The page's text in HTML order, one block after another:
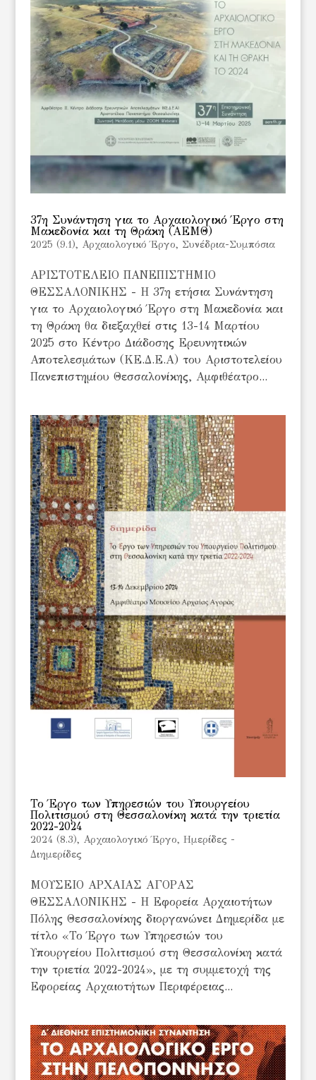
37η Συνάντηση για το Αρχαιολογικό Έργο στη
Μακεδονία και τη Θράκη (ΑΕΜΘ)
2025 (9.1), Αρχαιολογικό Έργο, Συνέδρια-Συμπόσια
ΑΡΙΣΤΟΤΕΛΕΙΟ ΠΑΝΕΠΙΣΤΗΜΙΟ
ΘΕΣΣΑΛΟΝΙΚΗΣ - H 37η ετήσια Συνάντηση
για το Αρχαιολογικό Έργο στη Μακεδονία και
τη Θράκη θα διεξαχθεί στις 13-14 Μαρτίου
2025 στο Κέντρο Διάδοσης Ερευνητικών
Αποτελεσμάτων (ΚΕ.Δ.Ε.Α) του Αριστοτελείου
Πανεπιστημίου Θεσσαλονίκης, Αμφιθέατρο...
Το Έργο των Υπηρεσιών του Υπουργείου
Πολιτισμού στη Θεσσαλονίκη κατά την τριετία
2022-2024
2024 (8.3), Αρχαιολογικό Έργο, Ημερίδες -
Διημερίδες
ΜΟΥΣΕΙΟ ΑΡΧΑΙΑΣ ΑΓΟΡΑΣ
ΘΕΣΣΑΛΟΝΙΚΗΣ - Η Εφορεία Αρχαιοτήτων
Πόλης Θεσσαλονίκης διοργανώνει Διημερίδα με
τίτλο «Το Έργο των Υπηρεσιών του
Υπουργείου Πολιτισμού στη Θεσσαλονίκη κατά
την τριετία 2022-2024», με τη συμμετοχή της
Εφορείας Αρχαιοτήτων Περιφέρειας...